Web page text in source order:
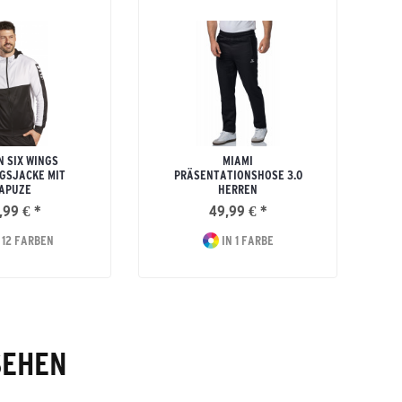
SIX WINGS
MIT
€ *
FARBEN
MIAMI
PRÄSENTATIONSHOSE 3.0
HERREN
49,99 € *
IN 1 FARBE